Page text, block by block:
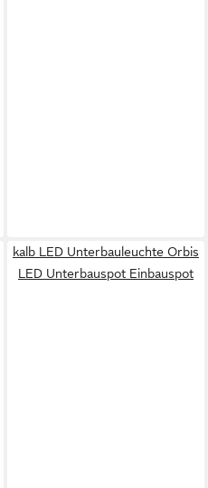
kalb LED Unterbauleuchte Orbis
LED Unterbauspot Einbauspot